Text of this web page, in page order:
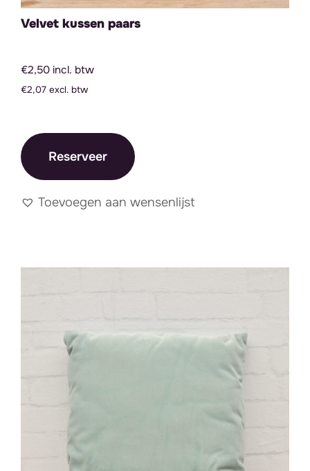
Velvet kussen paars
€2,50 incl. btw
€2,07 excl. btw
Reserveer
Toevoegen aan wensenlijst